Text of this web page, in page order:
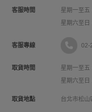
客服時間
星期一至
星期六至
客服專線 02-
取貨時間
星期一至
星期六至
取貨地點 台北市松